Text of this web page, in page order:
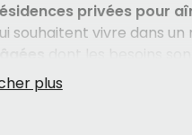
privées pour
souhaitent vivre dans
plus soutenu, tandis
sont destinés aux